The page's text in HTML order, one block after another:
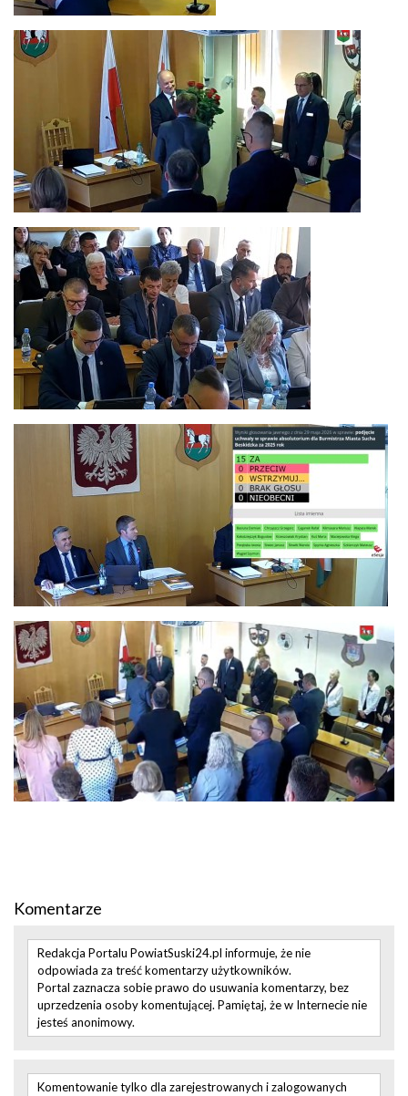
Komentarze
Redakcja Portalu PowiatSuski24.pl informuje, że nie
odpowiada za treść komentarzy użytkowników.
Portal zaznacza sobie prawo do usuwania komentarzy, bez
uprzedzenia osoby komentującej. Pamiętaj, że w Internecie nie
jesteś anonimowy.
Komentowanie tylko dla zarejestrowanych i zalogowanych